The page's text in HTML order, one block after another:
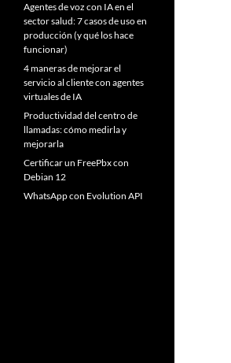
Agentes de voz con IA en el
sector salud: 7 casos de uso en
producción (y qué los hace
funcionar)
4 maneras de mejorar el
servicio al cliente con agentes
virtuales de IA
Productividad del centro de
llamadas: cómo medirla y
mejorarla
Certificar un FreePbx con
Debian 12
WhatsApp con Evolution API